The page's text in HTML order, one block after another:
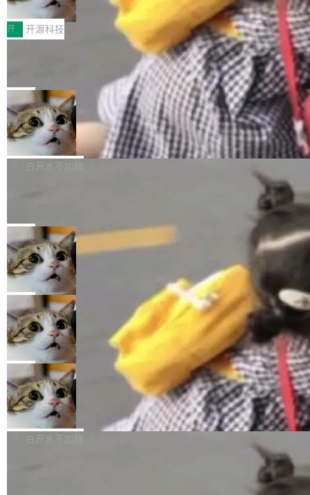
和销毁都太重了。一个 Agent 要执行的任务可能
只需要几毫秒的 CPU 时间，但容器从冷启动到
就绪要花数秒。如果未来有十...
函，也没选择庭外沉默。它在官网贴了一篇博
文，标题只有六个字：Apple is getting this wro
ng。 然后，它把邮件往来和 iMessage 聊天记
录全贴了出来。 他发错人了 苹果外部律师 Gabr
iel Gross 来自 Weil 律所，2 月 23 日下午 5:53
给 OpenAI 总法律顾问 Che Chang 发了封邮
件，附了一封长信，要求 OpenAI 配合调查前苹
果员工带走机密信...
ddy鸿蒙PC版，说话就能干活的AI办公
搭子
全能AI工作台WorkBuddy鸿蒙PC版上架HUAWE
I MatePad Edge应用市场，直接下载即可使
用，与鸿蒙电脑上的体验一致。值得一提的是，
这是目前市面上唯一支持平板接入WorkBuddy P
C版的产品，搭载“人机双写”重磅功能——你写
你的，AI写AI的，同屏协作互不干扰。一句话让
AI帮你干活，现在开启全新体验！ 温馨提示：
体验WorkBuddy鸿蒙PC版前，请将 HUAWEI M
atePad Edge 升级至 HarmonyOS 6.1.0.135S
P9 patch03及以上版本。 *升级路径：设置 > 搜
开 开源科技
FFmpeg 9.0 发布：代号“Lei”，以此纪
全球知名开源多媒体框架 FFmpeg 今天正式发
布了 9.0 版本。这个版本除了带来新一代音视频
处理能力和硬件加速支持之外，还有一个特殊之
处：FFmpeg 9.0 的代号是“Lei”。 这个名字，
来自中国开发者雷霄骅（Lei Xiaohua）。 对于
很多中国音视频开发者而言，这个名字并不陌
“启蒙老师”。 而今年，恰好是雷霄骅离世十周
年。FFmpeg 社区最终选择用一个大版本的名
字，留下了这份纪念。 雷霄骅曾是中国传媒大学
数字电视技术方向的博士生，长期从事视频、音
频技...
局
亚马逊成本失控：AI 写代码烧掉 1215
万元，超预算 860%
外媒近日曝光了亚马逊的多份内部报告显示，AI
导致公司在多个项目上超支。《金融时报》报道
编写程序，目标是完成电商平台作者信息与商品
列表的数据匹配 —— 一项常规的数据处理任
务，最终却产生了 180 万美元的账单，实际支出
超出原定预算 860%。 更令人意外的是，该项目
最终并未成功落地，而高额算力消耗持续运行长
达 5 个月，公司直到财务对账时才察觉异常。这
意味着一个无人看管的 AI 程序，在近半年时间
里日夜不停地"烧钱"。 复盘显示，...
白开水不加糖
e CEO Clément Delangue 在 CNBC 的采访里
没有拐弯抹角。他说中国正在赢得 AI 竞赛，而
且按目前的速度，中国 AI 工具预计在今年底或
2027 年就能追上美国前沿实验室的水平。 Dela
ngue 把原因归结为一件事：开放协作。中国的
AI 开发者在一个共享和协作的生态里加速迭代，
而美国模型厂商在"闭门造车"。他的原话是 "buil
ding in silos"——各自为战，互不通气。 这个判
断从他嘴里说出来分量不同。Hugging Face 是
全球最大的开源 AI 平台，上面跑着上百万个模
型。谁在开源赛道上领先，...
局
当 AI agent 把源码变成了最好的扩展系
统，开发者工具必须开源
五年前，David Crawshaw 问过很多软件工程师
一个问题：你写过什么给自己用的程序？答案几
乎都是没有。工程师们整天用别人写的程序写程
序给别人用。偶尔有人自己写个博客系统、智能
家居控制、家庭实验室，都算稀奇事。 Crawsh
aw 是 Shelley 的作者，一个开源 AI coding age
nt。他最近在博客上写了一篇文章，核心论点很
简单：开发者工具必须开源。 理由不是传统的自
由软件情怀，而是一个跟 AI agent 直接相关的
技术判断。 两行 prompt 就能个性化任何软件 C
局
DeepSeek Harness 宣布内测邀请，全
网最大规模开源 Agent 路演现场诞生
一条内测招募帖，发出去的时候大概没人想到它
会变成一场开源 Agent 生态的路演。 8月1日，
DeepSeek Harness 团队负责人崔添翼（tiany
i）在 X 上发帖： 「如果你是 Agent Harness 相
关开源项目的开发者，希望参加 DeepSeek Har
ness 的内测，可以回复或私信联系我。请附上
局
商汤 SenseNova U1.5-Lite-Preview
开源
商汤科技宣布面向社区开源轻量级统一多模态模
型的预览版本 SenseNova U1.5-Lite-Preview。
白开水不加糖